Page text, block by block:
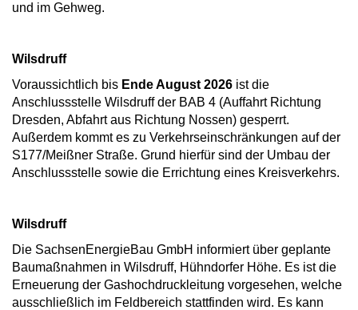
und im Gehweg.
Wilsdruff
Voraussichtlich bis Ende August 2026 ist die
Anschlussstelle Wilsdruff der BAB 4 (Auffahrt Richtung
Dresden, Abfahrt aus Richtung Nossen) gesperrt.
Außerdem kommt es zu Verkehrseinschränkungen auf der
S177/Meißner Straße. Grund hierfür sind der Umbau der
Anschlussstelle sowie die Errichtung eines Kreisverkehrs.
Wilsdruff
Die SachsenEnergieBau GmbH informiert über geplante
Baumaßnahmen in Wilsdruff, Hühndorfer Höhe. Es ist die
Erneuerung der Gashochdruckleitung vorgesehen, welche
ausschließlich im Feldbereich stattfinden wird. Es kann